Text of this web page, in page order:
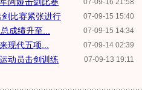
07-09-16 21:58
07-09-15 15:40
比赛紧张进行
07-09-15 14:34
成绩升至...
07-09-14 02:39
现代五项...
07-09-13 19:11
动员击剑训练